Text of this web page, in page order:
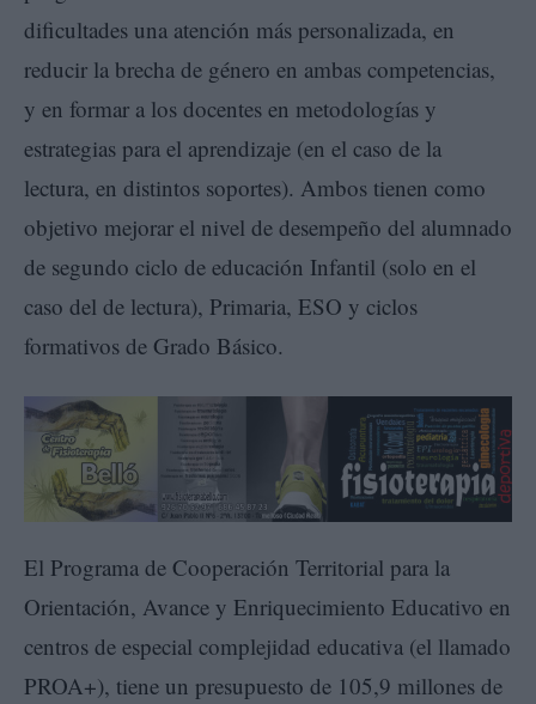
dificultades una atención más personalizada, en
reducir la brecha de género en ambas competencias,
y en formar a los docentes en metodologías y
estrategias para el aprendizaje (en el caso de la
lectura, en distintos soportes). Ambos tienen como
objetivo mejorar el nivel de desempeño del alumnado
de segundo ciclo de educación Infantil (solo en el
caso del de lectura), Primaria, ESO y ciclos
formativos de Grado Básico.
El Programa de Cooperación Territorial para la
Orientación, Avance y Enriquecimiento Educativo en
centros de especial complejidad educativa (el llamado
PROA+), tiene un presupuesto de 105,9 millones de